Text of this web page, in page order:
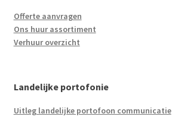
Offerte aanvragen
Ons huur assortiment
Verhuur overzicht
Landelijke portofonie
Uitleg landelijke portofoon communicatie